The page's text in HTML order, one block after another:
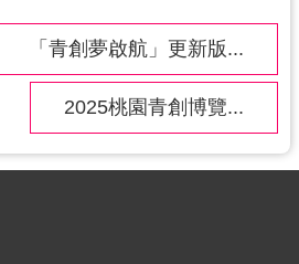
「青創夢啟航」更新版...
2025桃園青創博覽...